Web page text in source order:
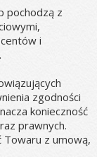
pochodzą z
i
zgodności
konieczność
prawnych.
Towaru z umową,